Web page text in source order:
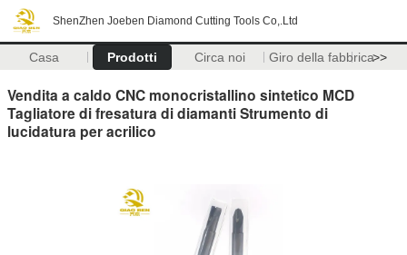
ShenZhen Joeben Diamond Cutting Tools Co,.Ltd
Casa Prodotti Circa noi Giro della fabbrica>>
Vendita a caldo CNC monocristallino sintetico MCD
Tagliatore di fresatura di diamanti Strumento di
lucidatura per acrilico